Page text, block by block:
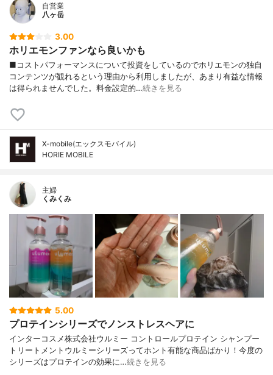
自営業
八ヶ岳
3.00
ホリエモンファンなら良いかも
■コストパフォーマンスについて投資をしているのでホリエモンの独自
コンテンツが観れるという理由から利用しましたが、あまり有益な情報
は得られませんでした。料金設定的…続きを見る
X-mobile(エックスモバイル)
HORIE MOBILE
主婦
くみくみ
5.00
プロテインシリーズでノンストレスヘアに
インターコスメ株式会社ウルミー コントロールプロテイン シャンプー
トリートメントウルミーシリーズってホント有能な商品ばかり！今度の
シリーズはプロテインの効果に…続きを見る